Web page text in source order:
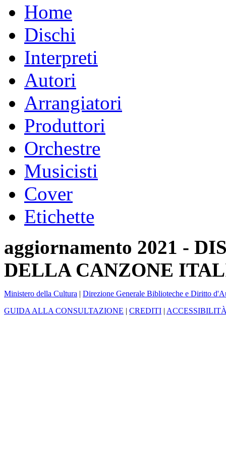
Home
Dischi
Interpreti
Autori
Arrangiatori
Produttori
Orchestre
Musicisti
Cover
Etichette
aggiornamento 2021 -
DELLA CANZONE
Ministero della Cultura | Direzione Generale Biblioteche e Diritto
GUIDA ALLA CONSULTAZIONE | CREDITI |